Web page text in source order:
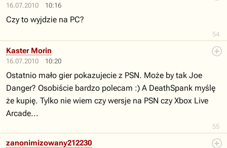
16.07.2010 10:16
54
Czy to wyjdzie na PC?
16.07.2010 10:20
55
Kaster Morin
Ostatnio mało gier pokazujecie z PSN. Może by tak Joe
Danger? Osobiście bardzo polecam :) A DeathSpank myślę
że kupię. Tylko nie wiem czy wersje na PSN czy Xbox Live
Arcade...
zanonimizowany212230